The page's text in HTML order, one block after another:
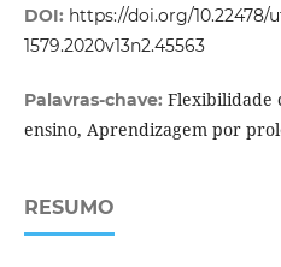
DOI: https://doi.org/10.22478/
1579.2020v13n2.45563
Palavras-chave: Flexibilidade
ensino, Aprendizagem por
RESUMO